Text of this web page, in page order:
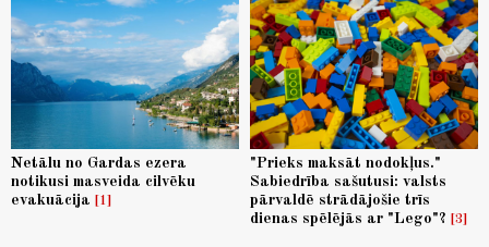
Netālu no Gardas ezera
notikusi masveida cilvēku
evakuācija
1
"Prieks maksāt nodokļus."
Sabiedrība sašutusi: valsts
pārvaldē strādājošie trīs
dienas spēlējās ar "Lego"?
3